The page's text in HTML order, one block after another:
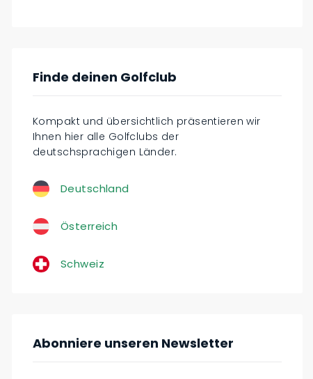
Finde deinen Golfclub
Kompakt und übersichtlich präsentieren wir
Ihnen hier alle Golfclubs der
deutschsprachigen Länder.
Deutschland
Österreich
Schweiz
Abonniere unseren Newsletter